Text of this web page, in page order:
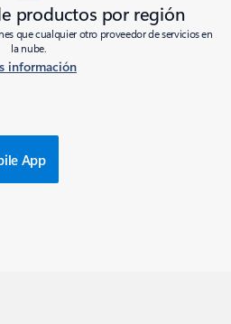
productos por región
que cualquier otro proveedor de servicios en
la nube.
información
App